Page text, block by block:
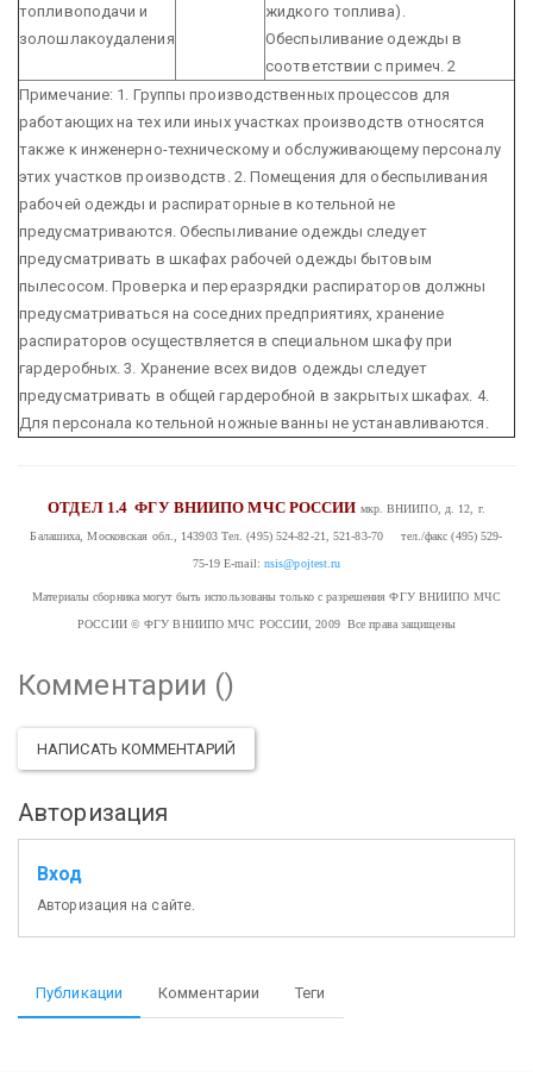
топливоподачи и
золошлакоудаления
жидкого топлива).
Обеспыливание одежды в
соответствии с примеч. 2
Примечание: 1. Группы производственных процессов для
работающих на тех или иных участках производств относятся
также к инженерно-техническому и обслуживающему персоналу
этих участков производств. 2. Помещения для обеспыливания
рабочей одежды и распираторные в котельной не
предусматриваются. Обеспыливание одежды следует
предусматривать в шкафах рабочей одежды бытовым
пылесосом. Проверка и переразрядки распираторов должны
предусматриваться на соседних предприятиях, хранение
распираторов осуществляется в специальном шкафу при
гардеробных. 3. Хранение всех видов одежды следует
предусматривать в общей гардеробной в закрытых шкафах. 4.
Для персонала котельной ножные ванны не устанавливаются.
ОТДЕЛ 1.4ФГУ ВНИИПО МЧС РОССИИ мкр. ВНИИПО, д. 12, г.
Балашиха, Московская обл., 143903Тел. (495) 524-82-21, 521-83-70 тел./факс (495) 529-
75-19 E-mail: nsis@pojtest.ru
Материалы сборника могут быть использованы только с разрешения ФГУ ВНИИПО МЧС
РОССИИ© ФГУ ВНИИПО МЧС РОССИИ, 2009 Все права защищены
Комментарии ()
НАПИСАТЬ КОММЕНТАРИЙ
Авторизация
Вход
Авторизация на сайте.
Публикации Комментарии Теги